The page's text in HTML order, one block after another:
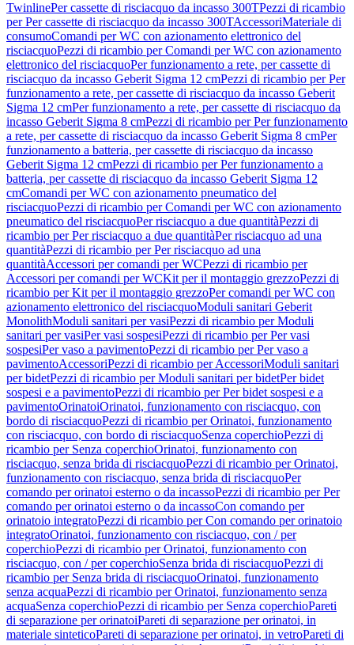
TwinlinePer cassette di risciacquo da incasso 300TPezzi di ricambio
per Per cassette di risciacquo da incasso 300TAccessoriMateriale di
consumoComandi per WC con azionamento elettronico del
risciacquoPezzi di ricambio per Comandi per WC con azionamento
elettronico del risciacquoPer funzionamento a rete, per cassette di
risciacquo da incasso Geberit Sigma 12 cmPezzi di ricambio per Per
funzionamento a rete, per cassette di risciacquo da incasso Geberit
Sigma 12 cmPer funzionamento a rete, per cassette di risciacquo da
incasso Geberit Sigma 8 cmPezzi di ricambio per Per funzionamento
a rete, per cassette di risciacquo da incasso Geberit Sigma 8 cmPer
funzionamento a batteria, per cassette di risciacquo da incasso
Geberit Sigma 12 cmPezzi di ricambio per Per funzionamento a
batteria, per cassette di risciacquo da incasso Geberit Sigma 12
cmComandi per WC con azionamento pneumatico del
risciacquoPezzi di ricambio per Comandi per WC con azionamento
pneumatico del risciacquoPer risciacquo a due quantitàPezzi di
ricambio per Per risciacquo a due quantitàPer risciacquo ad una
quantitàPezzi di ricambio per Per risciacquo ad una
quantitàAccessori per comandi per WCPezzi di ricambio per
Accessori per comandi per WCKit per il montaggio grezzoPezzi di
ricambio per Kit per il montaggio grezzoPer comandi per WC con
azionamento elettronico del risciacquoModuli sanitari Geberit
MonolithModuli sanitari per vasiPezzi di ricambio per Moduli
sanitari per vasiPer vasi sospesiPezzi di ricambio per Per vasi
sospesiPer vaso a pavimentoPezzi di ricambio per Per vaso a
pavimentoAccessoriPezzi di ricambio per AccessoriModuli sanitari
per bidetPezzi di ricambio per Moduli sanitari per bidetPer bidet
sospesi e a pavimentoPezzi di ricambio per Per bidet sospesi e a
pavimentoOrinatoiOrinatoi, funzionamento con risciacquo, con
bordo di risciacquoPezzi di ricambio per Orinatoi, funzionamento
con risciacquo, con bordo di risciacquoSenza coperchioPezzi di
ricambio per Senza coperchioOrinatoi, funzionamento con
risciacquo, senza brida di risciacquoPezzi di ricambio per Orinatoi,
funzionamento con risciacquo, senza brida di risciacquoPer
comando per orinatoi esterno o da incassoPezzi di ricambio per Per
comando per orinatoi esterno o da incassoCon comando per
orinatoio integratoPezzi di ricambio per Con comando per orinatoio
integratoOrinatoi, funzionamento con risciacquo, con / per
coperchioPezzi di ricambio per Orinatoi, funzionamento con
risciacquo, con / per coperchioSenza brida di risciacquoPezzi di
ricambio per Senza brida di risciacquoOrinatoi, funzionamento
senza acquaPezzi di ricambio per Orinatoi, funzionamento senza
acquaSenza coperchioPezzi di ricambio per Senza coperchioPareti
di separazione per orinatoiPareti di separazione per orinatoi, in
materiale sinteticoPareti di separazione per orinatoi, in vetroPareti di